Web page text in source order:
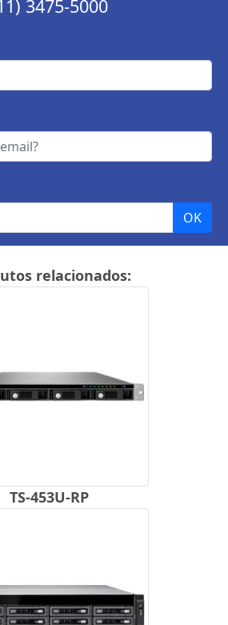
3475-5000
relacionados:
TS-453U-RP